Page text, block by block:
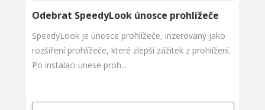
Odebrat SpeedyLook únosce prohlížeče
SpeedyLook je únosce prohlížeče, inzerovaný jako
rozšíření prohlížeče, které zlepší zážitek z prohlížení.
Po instalaci unese proh...